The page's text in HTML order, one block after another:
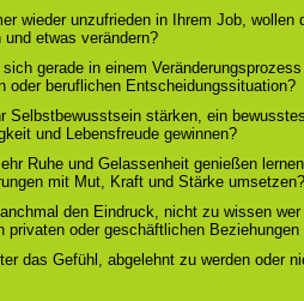
wieder unzufrieden in Ihrem Job, wollen
und etwas verändern?
gerade in einem
oder beruflichen Entscheidungssituation?
Selbstbewusstsein stärken, ein
und Lebensfreude gewinnen?
Ruhe und Gelassenheit genießen
mit Mut, Kraft und Stärke umsetzen?
den Eindruck, nicht zu wissen
privaten oder geschäftlichen Beziehungen
das Gefühl, abgelehnt zu werden oder